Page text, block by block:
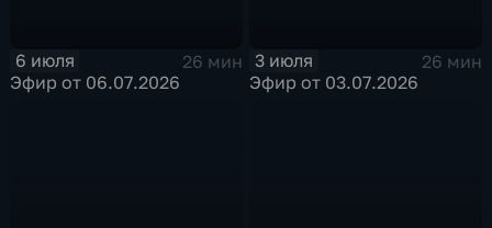
6 июля
26 мин
Эфир от 06.07.2026
3 июля
26 мин
Эфир от 03.07.2026